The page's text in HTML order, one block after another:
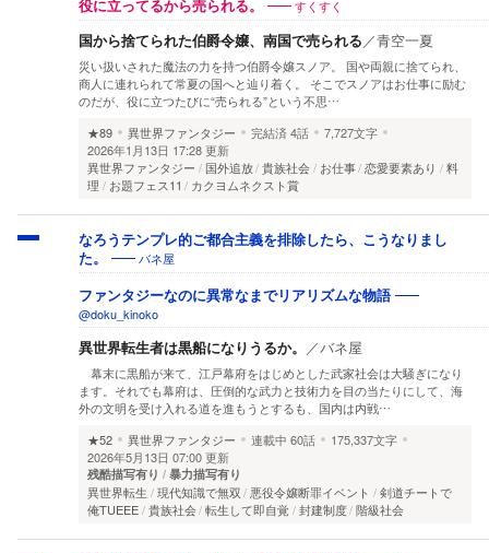
役に立ってるから売られる。 すくすく
国から捨てられた伯爵令嬢、南国で売られる／青空一夏
災い扱いされた魔法の力を持つ伯爵令嬢スノア。 国や両親に捨てられ、
商人に連れられて常夏の国へと辿り着く。 そこでスノアはお仕事に励む
のだが、役に立つたびに“売られる”という不思…
★89
異世界ファンタジー 完結済4話
7,727文字
2026年1月13日 17:28 更新
異世界ファンタジー
国外追放 貴族社会 お仕事 恋愛要素あり
料
理
お題フェス11 カクヨムネクスト賞
なろうテンプレ的ご都合主義を排除したら、こうなりまし
た。
バネ屋
ファンタジーなのに異常なまでリアリズムな物語
@doku_kinoko
異世界転生者は黒船になりうるか。 ／バネ屋
幕末に黒船が来て、江戸幕府をはじめとした武家社会は大騒ぎになり
ます。それでも幕府は、圧倒的な武力と技術力を目の当たりにして、海
外の文明を受け入れる道を進もうとするも、国内は内戦…
★52
異世界ファンタジー 連載中 60話
175,337文字
2026年5月13日 07:00 更新
残酷描写有り 暴力描写有り
異世界転生 現代知識で無双 悪役令嬢断罪イベント
剣道チートで
俺TUEEE 貴族社会 転生して即自覚 封建制度 階級社会